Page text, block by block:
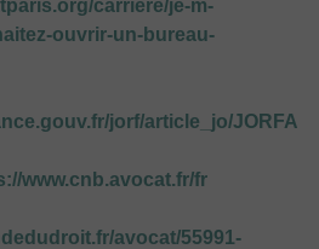
carriere/je-m-
ouvrir-un-bureau-
jorf/article_jo/JORFA
www.cnb.avocat.fr/fr
avocat/55991-